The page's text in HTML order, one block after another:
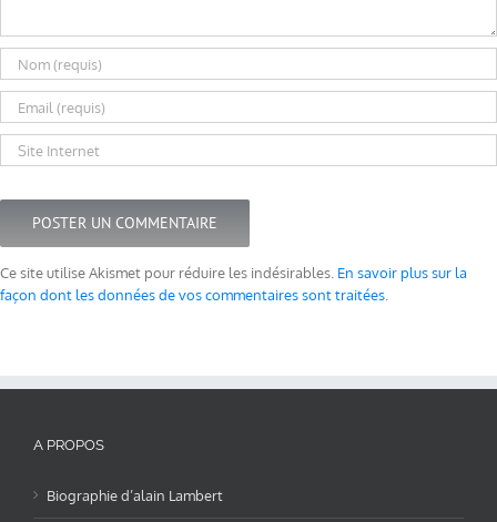
Ce site utilise Akismet pour réduire les indésirables. En savoir plus sur la
façon dont les données de vos commentaires sont traitées.
A PROPOS
Biographie d’alain Lambert